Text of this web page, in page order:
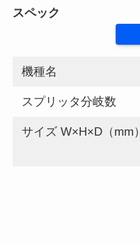
スペック
機種名
スプリッタ分岐数
サイズ W×H×D（mm）